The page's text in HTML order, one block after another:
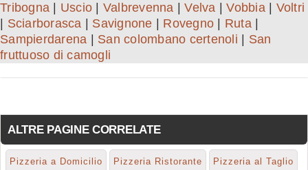
Tribogna
Uscio Valbrevenna |Velva |Vobbia| Voltri
Sciarborasca Savignone Rovegno Ruta|
Sampierdarena
San colombano certenoli
San
fruttuoso di camogli
ALTRE PAGINE CORRELATE
Pizzeria a Domicilio Pizzeria Ristorante Pizzeria al Taglio